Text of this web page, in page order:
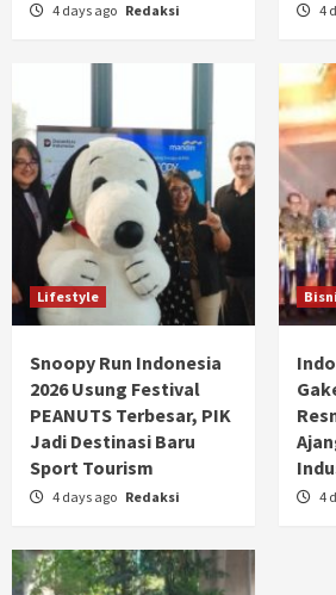
4 days ago Redaksi 4
Lifestyle
Snoopy Run Indonesia
2026 Usung Festival
PEANUTS Terbesar, PIK
Jadi Destinasi Baru
Sport Tourism
4 days ago Redaksi 4